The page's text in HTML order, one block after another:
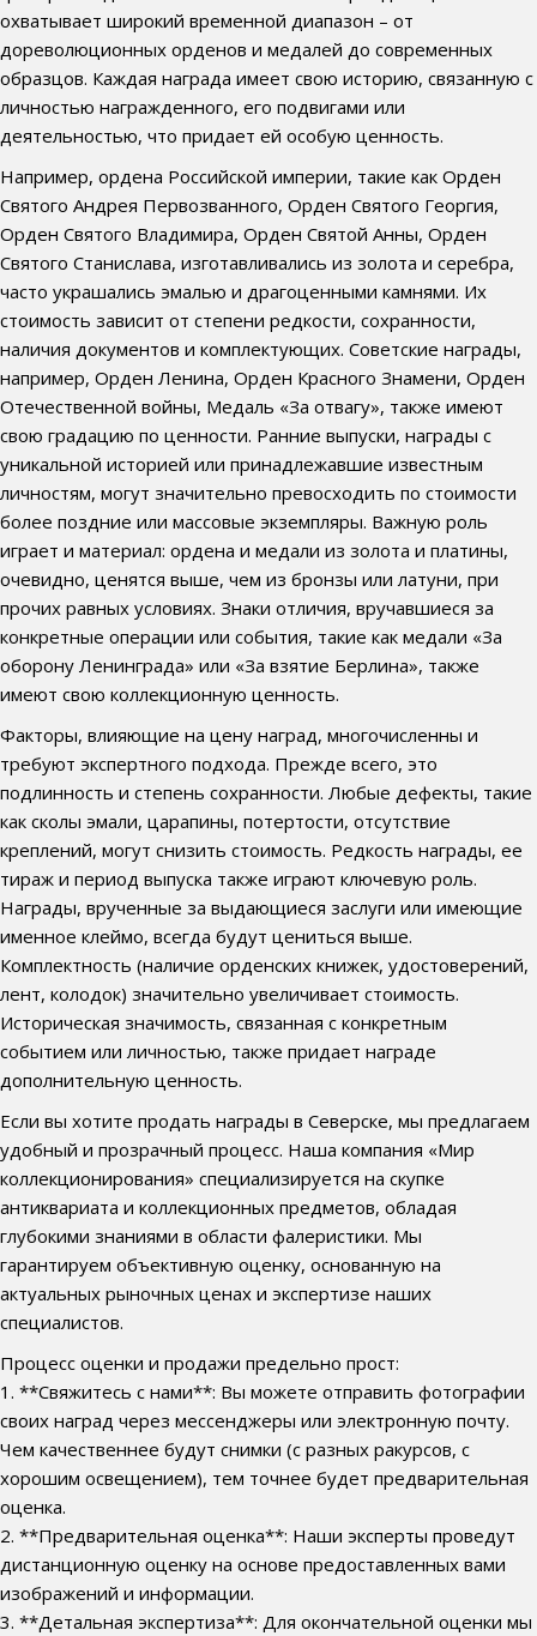
охватывает широкий временной диапазон – от
дореволюционных орденов и медалей до современных
образцов. Каждая награда имеет свою историю, связанную с
личностью награжденного, его подвигами или
деятельностью, что придает ей особую ценность.
Например, ордена Российской империи, такие как Орден
Святого Андрея Первозванного, Орден Святого Георгия,
Орден Святого Владимира, Орден Святой Анны, Орден
Святого Станислава, изготавливались из золота и серебра,
часто украшались эмалью и драгоценными камнями. Их
стоимость зависит от степени редкости, сохранности,
наличия документов и комплектующих. Советские награды,
например, Орден Ленина, Орден Красного Знамени, Орден
Отечественной войны, Медаль «За отвагу», также имеют
свою градацию по ценности. Ранние выпуски, награды с
уникальной историей или принадлежавшие известным
личностям, могут значительно превосходить по стоимости
более поздние или массовые экземпляры. Важную роль
играет и материал: ордена и медали из золота и платины,
очевидно, ценятся выше, чем из бронзы или латуни, при
прочих равных условиях. Знаки отличия, вручавшиеся за
конкретные операции или события, такие как медали «За
оборону Ленинграда» или «За взятие Берлина», также
имеют свою коллекционную ценность.
Факторы, влияющие на цену наград, многочисленны и
требуют экспертного подхода. Прежде всего, это
подлинность и степень сохранности. Любые дефекты, такие
как сколы эмали, царапины, потертости, отсутствие
креплений, могут снизить стоимость. Редкость награды, ее
тираж и период выпуска также играют ключевую роль.
Награды, врученные за выдающиеся заслуги или имеющие
именное клеймо, всегда будут цениться выше.
Комплектность (наличие орденских книжек, удостоверений,
лент, колодок) значительно увеличивает стоимость.
Историческая значимость, связанная с конкретным
событием или личностью, также придает награде
дополнительную ценность.
Если вы хотите продать награды в Северске, мы предлагаем
удобный и прозрачный процесс. Наша компания «Мир
коллекционирования» специализируется на скупке
антиквариата и коллекционных предметов, обладая
глубокими знаниями в области фалеристики. Мы
гарантируем объективную оценку, основанную на
актуальных рыночных ценах и экспертизе наших
специалистов.
Процесс оценки и продажи предельно прост:
1. **Свяжитесь с нами**: Вы можете отправить фотографии
своих наград через мессенджеры или электронную почту.
Чем качественнее будут снимки (с разных ракурсов, с
хорошим освещением), тем точнее будет предварительная
оценка.
2. **Предварительная оценка**: Наши эксперты проведут
дистанционную оценку на основе предоставленных вами
изображений и информации.
3. **Детальная экспертиза**: Для окончательной оценки мы